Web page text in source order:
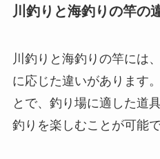
川釣りと海釣りの竿の
川釣りと海釣りの竿には
に応じた違いがあります
とで、釣り場に適した道
釣りを楽しむことが可能で